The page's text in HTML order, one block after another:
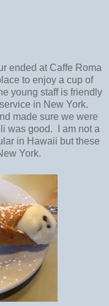
ended at Caffe Roma
to enjoy a cup of
young staff is friendly
in New York.
made sure we were
was good. I am not a
in Hawaii but these
York.